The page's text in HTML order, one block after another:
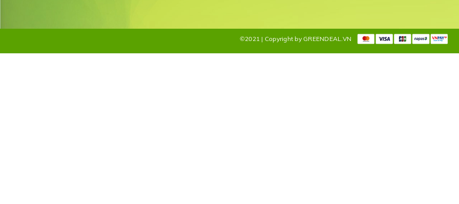
©2021 | Copyright by GREENDEAL.VN